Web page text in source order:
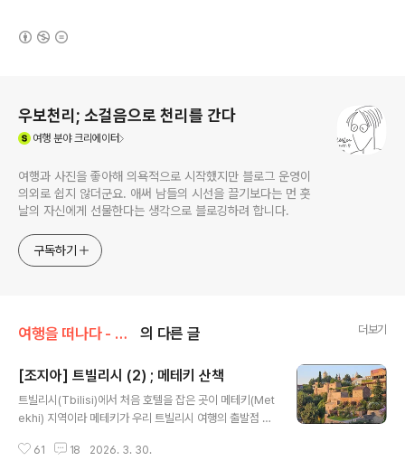
우보천리; 소걸음으로 천리를 간다
여행분야 크리에이터
여행과 사진을 좋아해 의욕적으로 시작했지만 블로그 운영이
의외로 쉽지 않더군요. 애써 남들의 시선을 끌기보다는 먼 훗
날의 자신에게 선물한다는 생각으로 블로깅하려 합니다.
구독하기
여행을 떠나다 - 유럽 의 다른 글 더보기
[조지아] 트빌리시 (2) ; 메테키 산책
트빌리시(Tbilisi)에서 처음 호텔을 잡은 곳이 메테키(Met
ekhi) 지역이라 메테키가 우리 트빌리시 여행의 출발점 역
은 구시가지의 핵심 지역이다. 메테키란 말 자체가 왕궁 주
61 18 2026. 3. 30.